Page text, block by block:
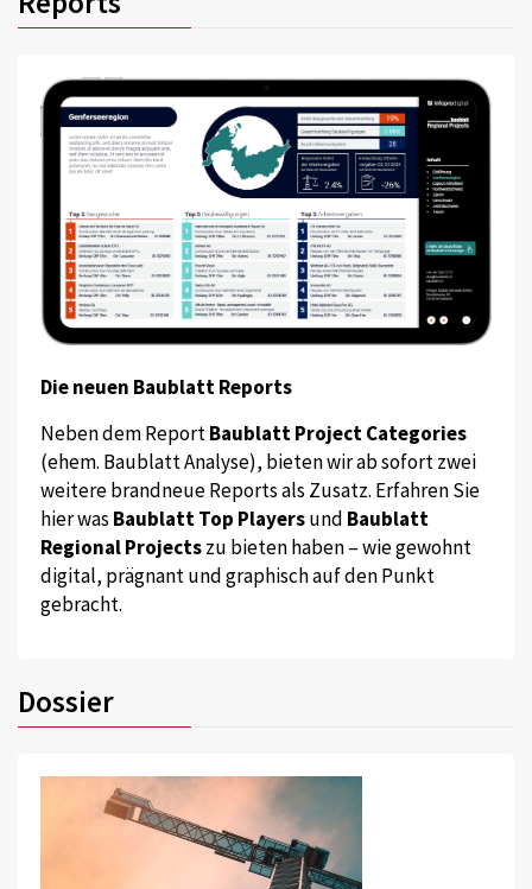
Die neuen Baublatt Reports
Neben dem ReportBaublatt Project Categories
(ehem. Baublatt Analyse), bieten wir ab sofort zwei
weitere brandneue Reports als Zusatz. Erfahren Sie
hier was Baublatt Top Playersund Baublatt
Regional Projectszu bieten haben – wie gewohnt
digital, prägnant und graphisch auf den Punkt
gebracht.
Dossier